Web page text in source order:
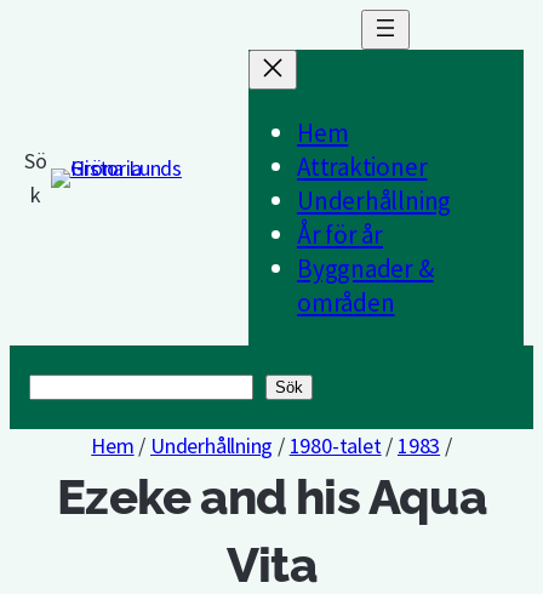
Sö
k
Hem
Attraktioner
Underhållning
År för år
Byggnader &
områden
Sök
Hem / Underhållning / 1980-talet/ 1983 /
Ezeke and his Aqua
Vita